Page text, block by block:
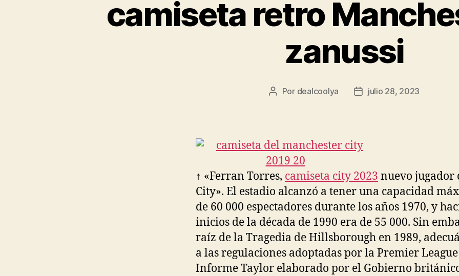
camiseta retro
zanussi
Autor
Por dealcoolya
Fechajulio 28, 2023
↑ «Ferran Torres, camiseta city 2023 nuevo jugador
City». El estadio alcanzó a tener una capacidad
de 60 000 espectadores durante los años 1970, y
inicios de la década de 1990 era de 55 000. Sin
raíz de la Tragedia de Hillsborough en 1989,
a las regulaciones adoptadas por la Premier
Informe Taylor elaborado por el Gobierno